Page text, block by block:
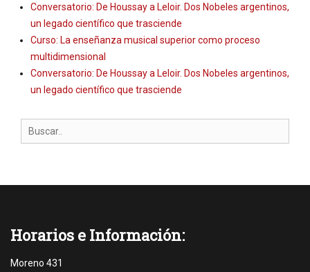
Conversatorio: De Houssay a Leloir. Dos Nobeles argentinos,
un legado científico que trasciende
Curso: La enseñanza musical superior como proceso
multidimensional
Conversatorio: De Houssay a Leloir. Dos Nobeles argentinos,
un legado científico que trasciende
Search
for:
Horarios e Información:
Moreno 431